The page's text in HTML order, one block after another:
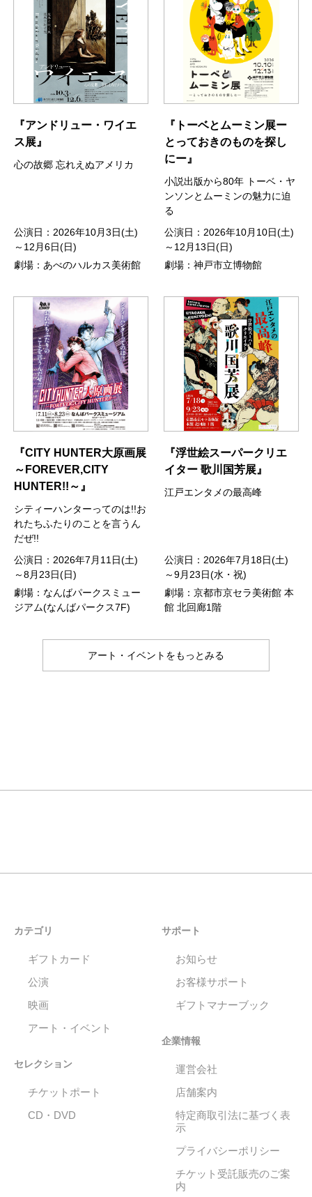
『アンドリュー・ワイエ
ス展』
心の故郷 忘れえぬアメリカ
公演日：2026年10月3日(土)
～12月6日(日)
劇場：あべのハルカス美術館
『トーベとムーミン展ー
とっておきのものを探し
にー』
小説出版から80年 トーベ・ヤ
ンソンとムーミンの魅力に迫
る
公演日：2026年10月10日(土)
～12月13日(日)
劇場：神戸市立博物館
『CITY HUNTER大原画展
～FOREVER,CITY
HUNTER!!～』
シティーハンターってのは!!お
れたちふたりのことを言うん
だぜ!!
公演日：2026年7月11日(土)
～8月23日(日)
劇場：なんばパークスミュー
ジアム(なんばパークス7F)
『浮世絵スーパークリエ
イター 歌川国芳展』
江戸エンタメの最高峰
公演日：2026年7月18日(土)
～9月23日(水・祝)
劇場：京都市京セラ美術館 本
館 北回廊1階
アート・イベントをもっとみる
カテゴリ
ギフトカード
公演
映画
アート・イベント
セレクション
チケットポート
CD・DVD
サポート
お知らせ
お客様サポート
ギフトマナーブック
企業情報
運営会社
店舗案内
特定商取引法に基づく表
示
プライバシーポリシー
チケット受託販売のご案
内